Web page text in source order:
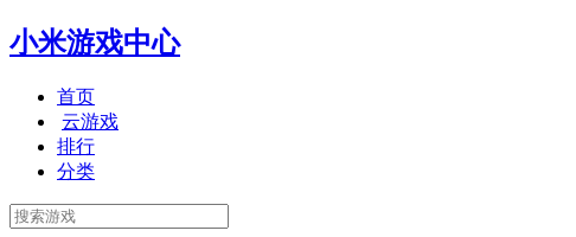
小米游戏中心
首页
云游戏
排行
分类